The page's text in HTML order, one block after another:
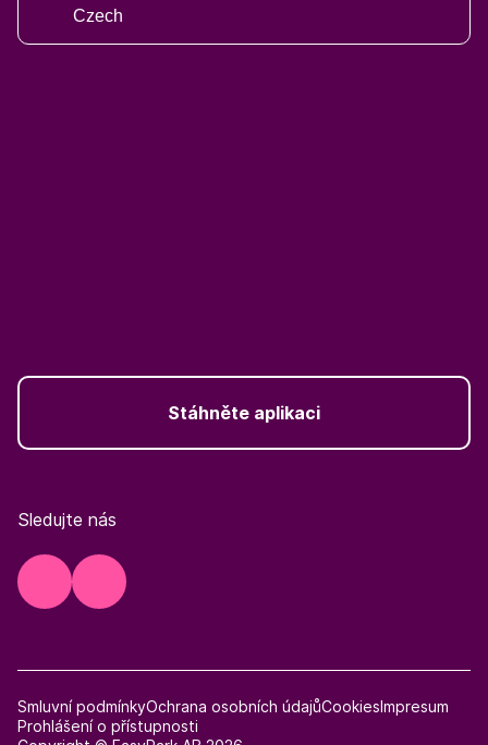
Czech
Stáhněte aplikaci
Sledujte nás
Smluvní podmínkyOchrana osobních údajůCookiesImpresum
Prohlášení o přístupnosti